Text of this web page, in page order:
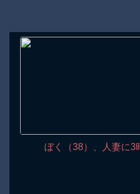
ぼく（38）、人妻に3